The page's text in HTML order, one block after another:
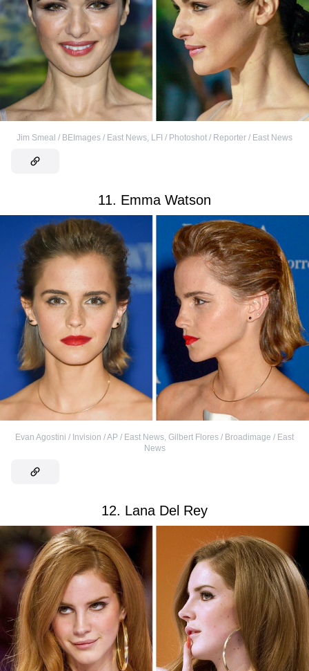
Jim Smeal / BEImages / East News LFI / Photoshot / Reporter / East News
11. Emma Watson
Evan Agostini / Invision / AP / East News, Gilbert Flores / Broadimage / East
News
12. Lana Del Rey